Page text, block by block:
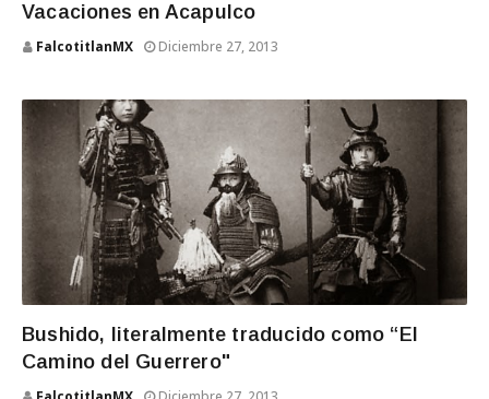
Vacaciones en Acapulco
FalcotitlanMX Diciembre 27, 2013
Bushido, literalmente traducido como “El
Camino del Guerrero"